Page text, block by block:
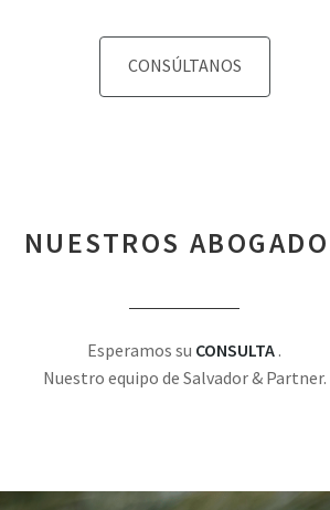
CONSÚLTANOS
NUESTROS
Esperamos su CONSULTA .
Nuestro equipo de Salvador & Partner.